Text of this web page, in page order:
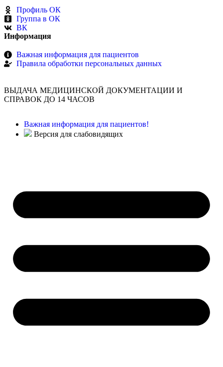
Профиль ОК
Группа в ОК
ВК
Информация
Важная информация для пациентов
Правила обработки персональных данных
ВЫДАЧА МЕДИЦИНСКОЙ ДОКУМЕНТАЦИИ И
СПРАВОК ДО 14 ЧАСОВ
Важная информация для пациентов!
Версия для слабовидящих